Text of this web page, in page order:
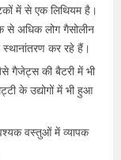
में से एक लिथियम है।
से अधिक लोग गैसोलीन
कर रहे हैं।
गैजेट्स की बैटरी में भी
के उद्योगों में भी हुआ
वस्तुओं में व्यापक